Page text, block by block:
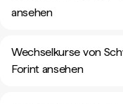
ansehen
Wechselkurse von
Forint ansehen